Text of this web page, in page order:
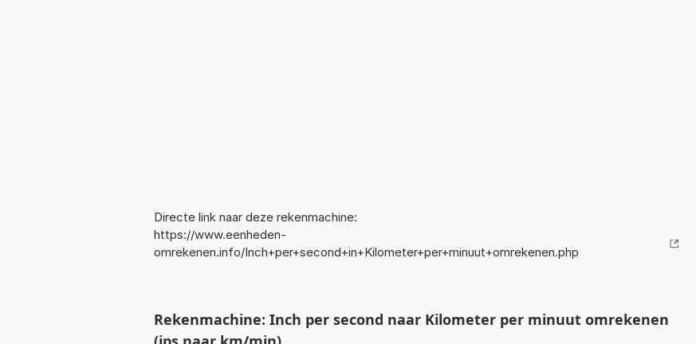
Directe link naar deze rekenmachine:
https://www.eenheden-
omrekenen.info/Inch+per+second+in+Kilometer+per+minuut+omrekenen.php
Rekenmachine: Inch per second naar Kilometer per minuut omrekenen